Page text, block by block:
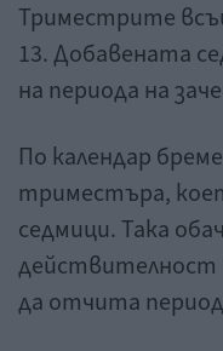
Триместрите
13. Добавената
на периода на
По календар
триместъра,
седмици. Така
действителност
да отчита